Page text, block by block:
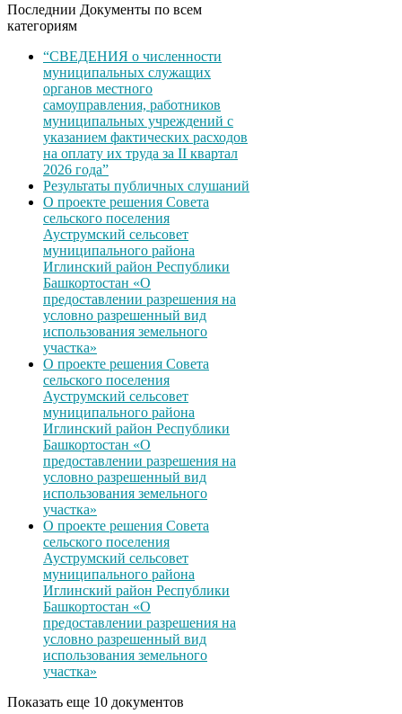
Последнии Документы по всем
категориям
“СВЕДЕНИЯ о численности
муниципальных служащих
органов местного
самоуправления, работников
муниципальных учреждений с
указанием фактических расходов
на оплату их труда за II квартал
2026 года”
Результаты публичных слушаний
О проекте решения Совета
сельского поселения
Ауструмский сельсовет
муниципального района
Иглинский район Республики
Башкортостан «О
предоставлении разрешения на
условно разрешенный вид
использования земельного
участка»
О проекте решения Совета
сельского поселения
Ауструмский сельсовет
муниципального района
Иглинский район Республики
Башкортостан «О
предоставлении разрешения на
условно разрешенный вид
использования земельного
участка»
О проекте решения Совета
сельского поселения
Ауструмский сельсовет
муниципального района
Иглинский район Республики
Башкортостан «О
предоставлении разрешения на
условно разрешенный вид
использования земельного
участка»
Показать еще 10 документов